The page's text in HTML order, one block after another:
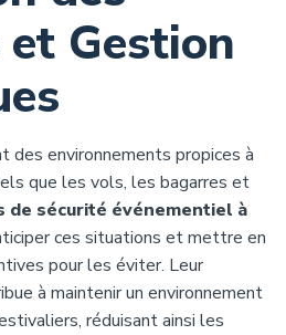
Gestion
des environnements propices à
que les vols, les bagarres et
de sécurité événementiel à
ces situations et mettre en
pour les éviter. Leur
à maintenir un environnement
réduisant ainsi les